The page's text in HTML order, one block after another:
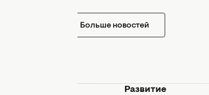
Больше новостей
Развитие